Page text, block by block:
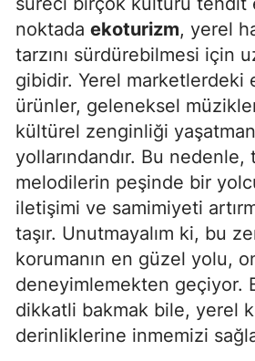
noktada ekoturizm, yerel
tarzını sürdürebilmesi için
gibidir. Yerel marketlerdeki
ürünler, geleneksel
kültürel zenginliği
yollarındandır. Bu nedenle,
melodilerin peşinde bir
iletişimi ve samimiyeti
taşır. Unutmayalım ki, bu
korumanın en güzel yolu,
deneyimlemekten geçiyor.
dikkatli bakmak bile, yerel
derinliklerine inmemizi